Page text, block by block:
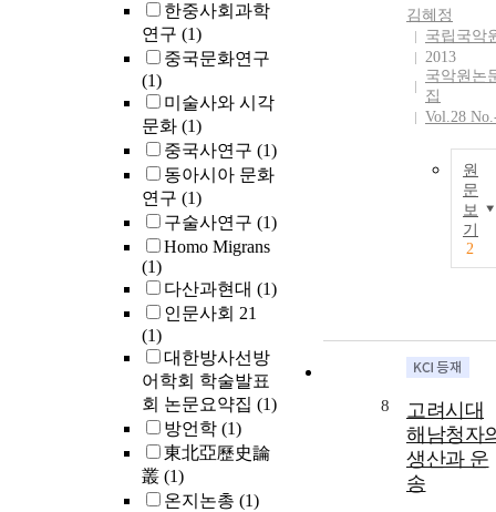
한중사회과학
연구 (1)
중국문화연구
(1)
미술사와 시각
문화 (1)
중국사연구 (1)
동아시아 문화
연구 (1)
구술사연구 (1)
Homo Migrans
(1)
다산과현대 (1)
인문사회 21
(1)
대한방사선방
어학회 학술발표
회 논문요약집 (1)
방언학 (1)
東北亞歷史論
叢 (1)
온지논총 (1)
김혜정
국립국악
2013
국악원논
집
Vol.28
원
문
보
기
2
8
고려시대
해남청자
생산과 운
송